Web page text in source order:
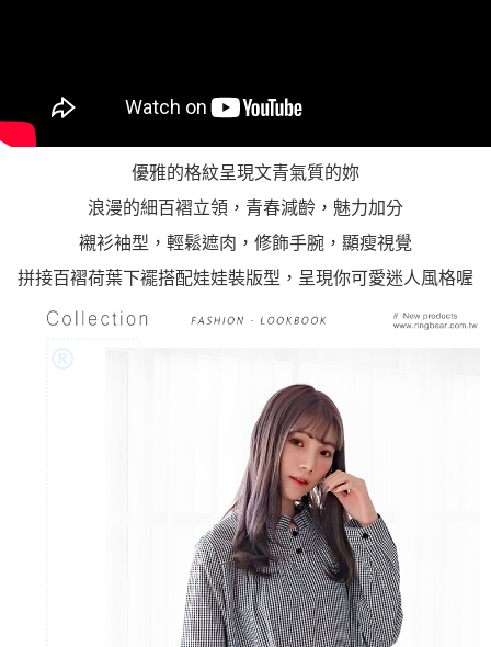
優雅的格紋呈現文青氣質的妳
浪漫的細百褶立領，青春減齡，魅力加分
襯衫袖型，輕鬆遮肉，修飾手腕，顯瘦視覺
拼接百褶荷葉下襬搭配娃娃裝版型，呈現你可愛迷人風格喔